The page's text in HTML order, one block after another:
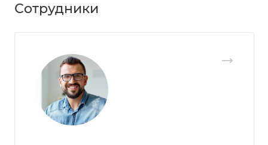
Сотрудники